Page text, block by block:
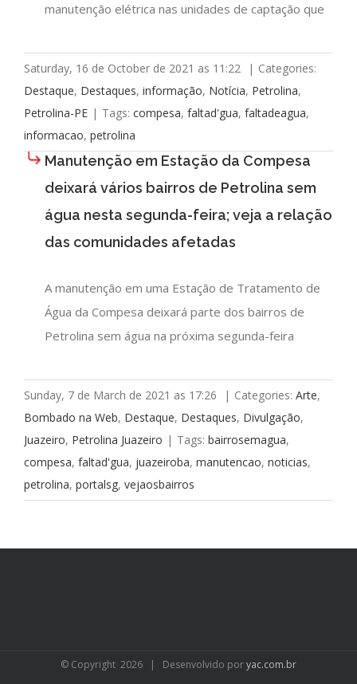
manutenção elétrica nas unidades de captação que
Saturday, 16 de October de 2021 as 11:22 | Categories:
Destaque, Destaques, informação, Notícia, Petrolina,
Petrolina-PE | Tags: compesa, faltad'gua, faltadeagua,
informacao, petrolina
Manutenção em Estação da Compesa
deixará vários bairros de Petrolina sem
água nesta segunda-feira; veja a relação
das comunidades afetadas
A manutenção em uma Estação de Tratamento de
Água da Compesa deixará parte dos bairros de
Petrolina sem água na próxima segunda-feira
Sunday, 7 de March de 2021 as 17:26 | Categories: Arte,
Bombado na Web, Destaque, Destaques, Divulgação,
Juazeiro, Petrolina Juazeiro | Tags: bairrosemagua,
compesa, faltad'gua, juazeiroba, manutencao, noticias,
petrolina, portalsg, vejaosbairros
© Copyright 2026 | Desenvolvido poryac.com.br